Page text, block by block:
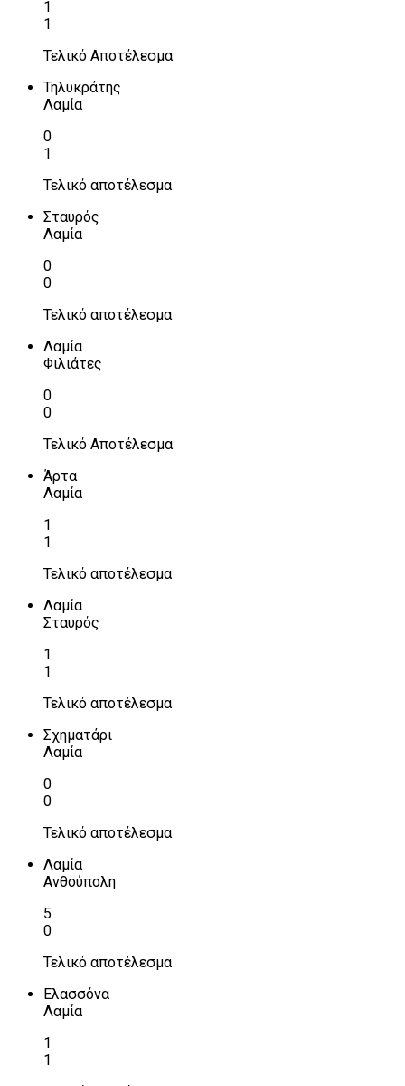
1
1
Τελικό Αποτέλεσμα
Τηλυκράτης
Λαμία
0
1
Τελικό αποτέλεσμα
Σταυρός
Λαμία
0
0
Τελικό αποτέλεσμα
Λαμία
Φιλιάτες
0
0
Τελικό Αποτέλεσμα
Άρτα
Λαμία
1
1
Τελικό αποτέλεσμα
Λαμία
Σταυρός
1
1
Τελικό αποτέλεσμα
Σχηματάρι
Λαμία
0
0
Τελικό αποτέλεσμα
Λαμία
Ανθούπολη
5
0
Τελικό αποτέλεσμα
Ελασσόνα
Λαμία
1
1